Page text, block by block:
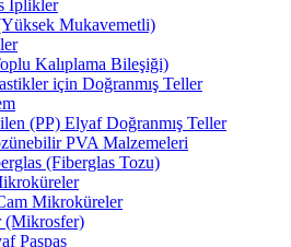
İplikler
Mukavemetli)
Kalıplama Bileşiği)
için Doğranmış Teller
(PP) Elyaf Doğranmış Teller
PVA Malzemeleri
(Fiberglas Tozu)
Mikroküreler
(Mikrosfer)
Paspas